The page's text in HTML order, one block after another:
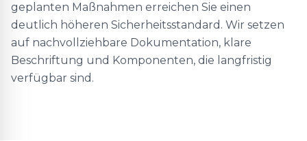
geplanten Maßnahmen erreichen Sie einen
deutlich höheren Sicherheitsstandard. Wir setzen
auf nachvollziehbare Dokumentation, klare
Beschriftung und Komponenten, die langfristig
verfügbar sind.